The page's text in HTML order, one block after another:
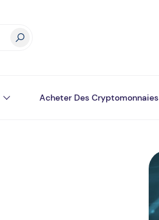
Acheter Des Cryptomonnaies